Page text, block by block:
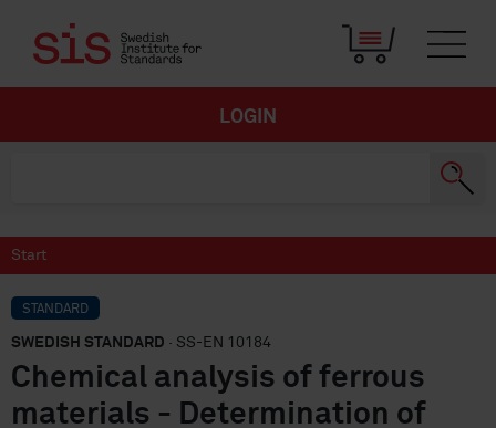
LOGIN
Start
STANDARD
SWEDISH STANDARD · SS-EN 10184
Chemical analysis of ferrous
materials - Determination of